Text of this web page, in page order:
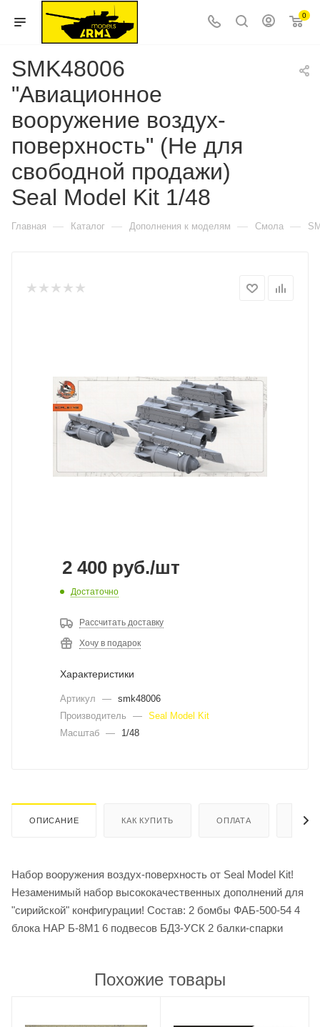
0
SMK48006
"Авиационное
вооружение воздух-
поверхность" (Не для
свободной продажи)
Seal Model Kit 1/48
Главная — Каталог — Дополнения к моделям — Смола —
2 400 руб./шт
Достаточно
Рассчитать доставку
Хочу в подарок
Характеристики
Артикул — smk48006
Производитель
— Seal Model Kit
Масштаб — 1/48
ОПИСАНИЕ КАК КУПИТЬ ОПЛАТА
Набор вооружения воздух-поверхность от Seal Model Kit!
Незаменимый набор высококачественных дополнений для
"сирийской" конфигурации! Состав: 2 бомбы ФАБ-500-54 4
блока НАР Б-8М1 6 подвесов БД3-УСК 2 балки-спарки
Похожие товары